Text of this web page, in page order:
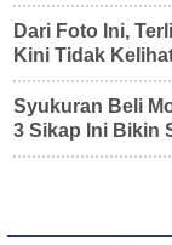
Dari Foto Ini,
Kini Tidak
Syukuran Beli
3 Sikap Ini Bikin